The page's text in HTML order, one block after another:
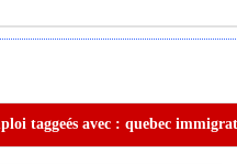
taggeés avec : quebec